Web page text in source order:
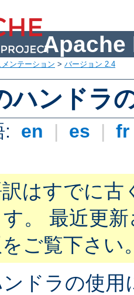
Apache
メンテーション > バージョン 2.4
ハンドラ
en | es |
はすでに古
。 最近更
ご覧下さい
ドラの使